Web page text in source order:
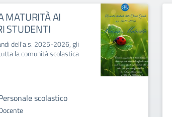
MATURITÀ AI
STUDENTI
dell'a.s. 2025-2026, gli
la comunità scolastica
scolastico